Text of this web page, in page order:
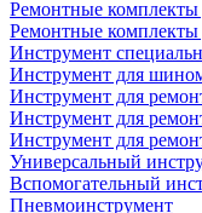
Ремонтные комплекты
Ремонтные комплекты
Инструмент
Инструмент для
Инструмент для
Инструмент для
Инструмент для
Универсальный
Вспомогательный
Пневмоинструмент